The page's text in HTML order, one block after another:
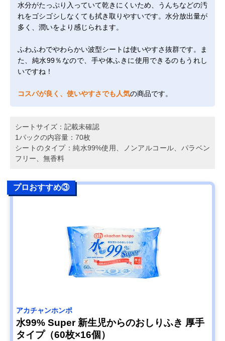
水分がたっぷり入っていて乾きにくいため、うんちなどの汚
れをゴシゴシしなくても拭き取りやすいです。水分放出量が
多く、潤いをより感じられます。
ふわふわでやわらかい波型シートは使いやすさ抜群です。ま
た、純水99％なので、手や体ふきに使用できるのもうれし
いですね！
コスパが良く、使いやすさでも人気の商品です。
シートサイズ：記載未確認
1パックの内容量：70枚
シートのタイプ：純水99%使用、ノンアルコール、パラベン
フリー、無香料
プロおすすめ③
アカチャンホンポ
水99% Super 新生児からのおしりふき 厚手
タイプ（60枚×16個）